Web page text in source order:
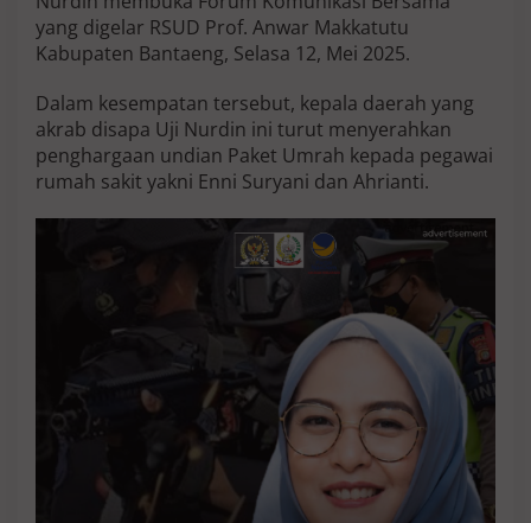
t
i
s
e
P
e
g
a
a
i
R
S
P
r
o
f
A
n
w
yang digelar RSUD Prof. Anwar Makkatutu
Kabupaten Bantaeng, Selasa 12, Mei 2025.
Dalam kesempatan tersebut, kepala daerah yang
akrab disapa Uji Nurdin ini turut menyerahkan
penghargaan undian Paket Umrah kepada pegawai
rumah sakit yakni Enni Suryani dan Ahrianti.